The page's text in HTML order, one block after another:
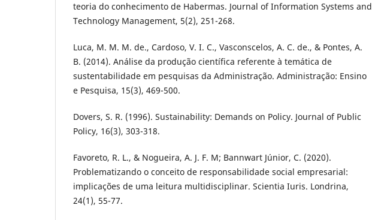
teoria do conhecimento de Habermas. Journal of Information Systems and
Technology Management, 5(2), 251-268.
Luca, M. M. M. de., Cardoso, V. I. C., Vasconscelos, A. C. de., & Pontes, A.
B. (2014). Análise da produção científica referente à temática de
sustentabilidade em pesquisas da Administração. Administração: Ensino
e Pesquisa, 15(3), 469-500.
Dovers, S. R. (1996). Sustainability: Demands on Policy. Journal of Public
Policy, 16(3), 303-318.
Favoreto, R. L., & Nogueira, A. J. F. M; Bannwart Júnior, C. (2020).
Problematizando o conceito de responsabilidade social empresarial:
implicações de uma leitura multidisciplinar. Scientia Iuris. Londrina,
24(1), 55-77.